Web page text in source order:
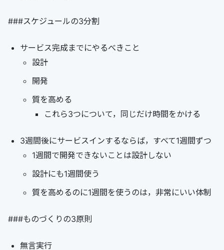
###スケジュールの3分割
サービス完成までにやるべきこと
設計
開発
質を高める
これら3つについて，同じだけ時間をかける
3週間後にサービスインするならば，すべて1週間ずつ
1週間で開発できないことは設計しない
設計にも1週間使う
質を高めるのに1週間を使うのは，非常にいい体制
###ものづくりの3原則
無言実行